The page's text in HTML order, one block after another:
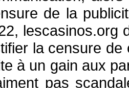
de la
lescasinos.org
la censure de
à un gain aux
pas